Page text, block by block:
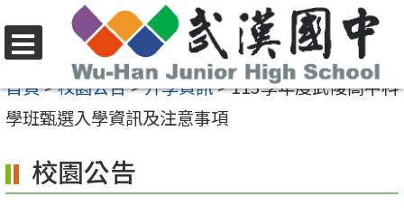
至
要
容
區
選
單
首頁>校園公告>升學資訊>113學年度武陵高中科
學班甄選入學資訊及注意事項
校園公告